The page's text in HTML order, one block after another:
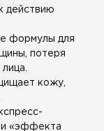
действию
формулы для
потеря
кожу,
«эффекта